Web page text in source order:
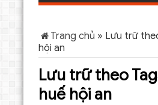
Trang chủ » Lưu trữ
hội an
Lưu trữ theo
huế hội an